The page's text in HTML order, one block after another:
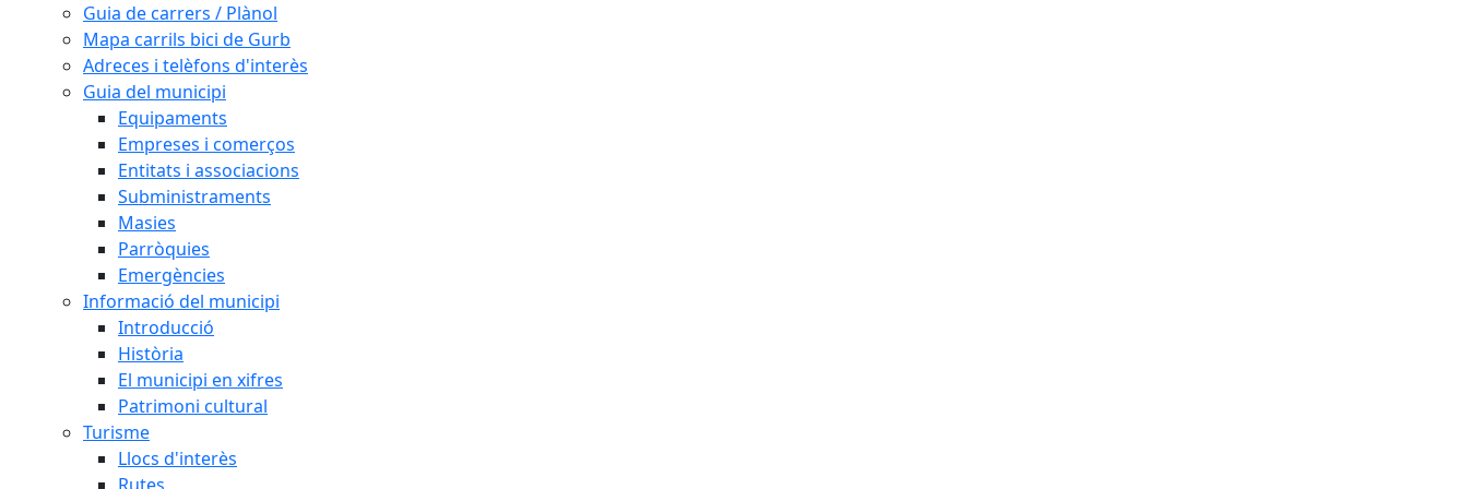
Guia de carrers / Plànol
Mapa carrils bici de Gurb
Adreces i telèfons d'interès
Guia del municipi
Equipaments
Empreses i comerços
Entitats i associacions
Subministraments
Masies
Parròquies
Emergències
Informació del municipi
Introducció
Història
El municipi en xifres
Patrimoni cultural
Turisme
Llocs d'interès